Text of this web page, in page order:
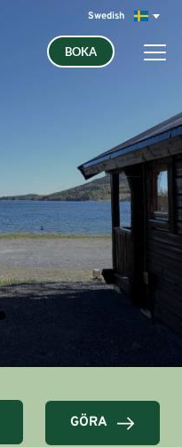
Swedish
BOKA
GÖRA